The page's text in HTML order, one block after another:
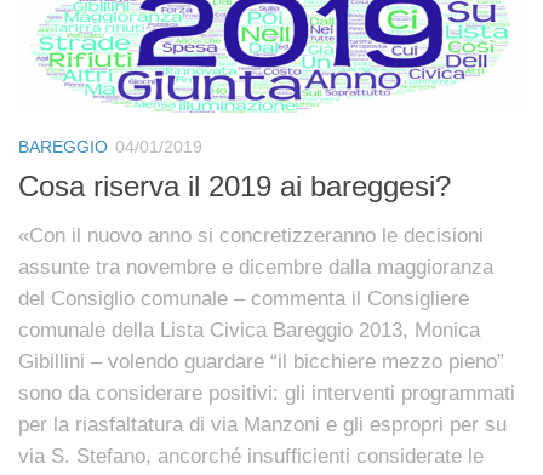
BAREGGIO 04/01/2019
Cosa riserva il 2019 ai bareggesi?
«Con il nuovo anno si concretizzeranno le decisioni
assunte tra novembre e dicembre dalla maggioranza
del Consiglio comunale – commenta il Consigliere
comunale della Lista Civica Bareggio 2013, Monica
Gibillini – volendo guardare “il bicchiere mezzo pieno”
sono da considerare positivi: gli interventi programmati
per la riasfaltatura di via Manzoni e gli espropri per su
via S. Stefano, ancorché insufficienti considerate le